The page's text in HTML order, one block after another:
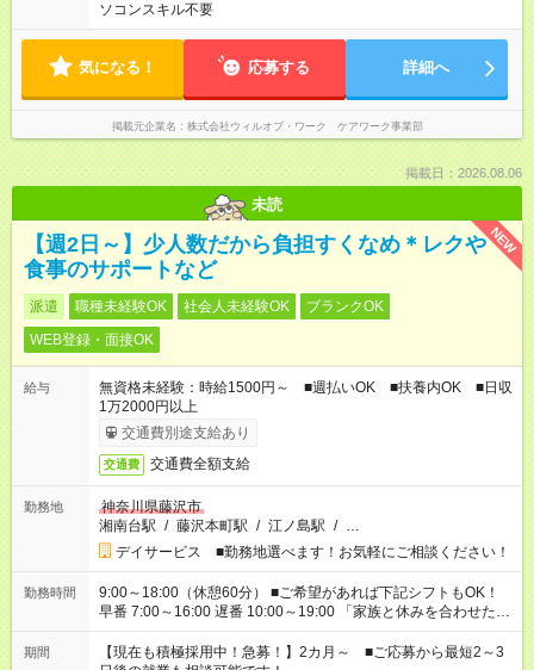
ソコンスキル不要
気になる！ 応募する 詳細へ
掲載元企業名 株式会社ウィルオブ・ワーク ケアワーク事業部
掲載日：2026.08.06
未読
NEW
【週2日～】少人数だから負担すくなめ＊レクや
食事のサポートなど
派遣 職種未経験OK 社会人未経験OK
ブランクOK
WEB登録・面接OK
給与
無資格未経験：時給1500円～ ■週払いOK ■扶養内OK ■日収
1万2000円以上
交通費別途支給あり
交通費 交通費全額支給
勤務地
神奈川県藤沢市
湘南台駅 / 藤沢本町駅 / 江ノ島駅 / …
デイサービス ■勤務地選べます！お気軽にご相談ください！
勤務時間
9:00～18:00（休憩60分） ■ご希望があれば下記シフトもOK！
早番 7:00～16:00 遅番 10:00～19:00 「家族と休みを合わせた
い」 「余裕を持って夕飯の準備がしたい」 「できれば残業はし
たくない」 など、ご希望を教えてくださいね。 ※Wワーク希望
期間
【現在も積極採用中！急募！】2カ月～ ■ご応募から最短2～3